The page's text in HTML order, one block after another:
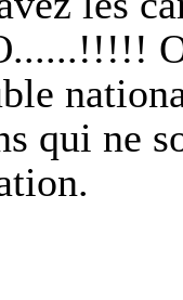
qui ne